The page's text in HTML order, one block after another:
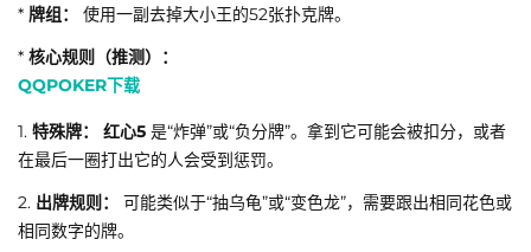
* 牌组：
使用一副去掉大小王的52张扑克牌。
* 核心规则（推测）：
QQPOKER下载
1. 特殊牌： 红心5 是“炸弹”或“负分牌”。拿到它可能会被扣分，或者
在最后一圈打出它的人会受到惩罚。
2. 出牌规则：
可能类似于“抽乌龟”或“变色龙”，需要跟出相同花色或
相同数字的牌。